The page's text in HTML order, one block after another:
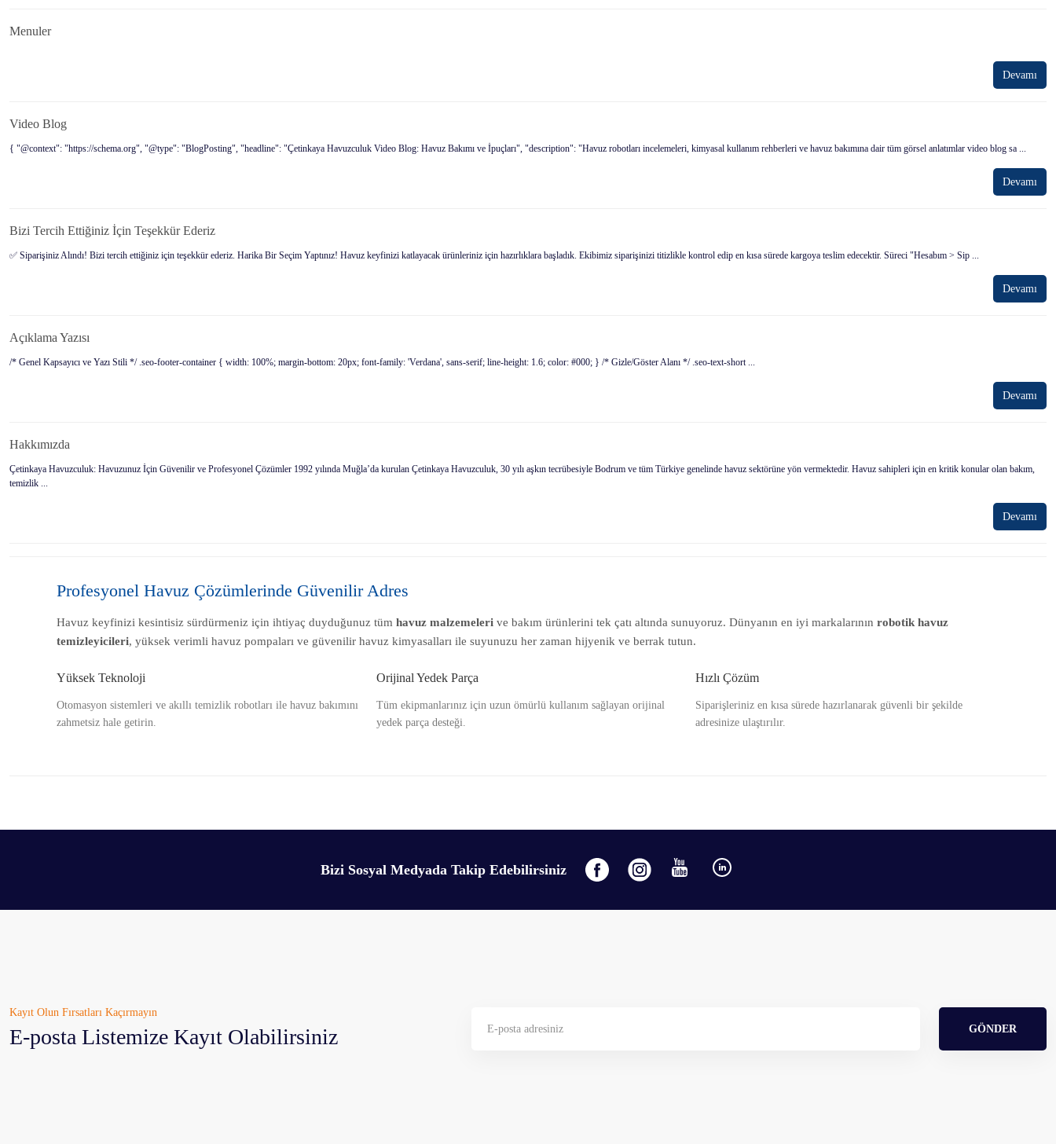
Menuler
Devamı
Video Blog
{ "@context": "https://schema.org", "@type": "BlogPosting", "headline": "Çetinkaya Havuzculuk Video Blog: Havuz Bakımı ve İpuçları", "description": "Havuz robotları incelemeleri, kimyasal kullanım rehberleri ve havuz bakımına dair tüm görsel anlatımlar video blog sa ...
Devamı
Bizi Tercih Ettiğiniz İçin Teşekkür Ederiz
✅ Siparişiniz Alındı! Bizi tercih ettiğiniz için teşekkür ederiz. Harika Bir Seçim Yaptınız! Havuz keyfinizi katlayacak ürünleriniz için hazırlıklara başladık. Ekibimiz siparişinizi titizlikle kontrol edip en kısa sürede kargoya teslim edecektir. Süreci "Hesabım > Sip ...
Devamı
Açıklama Yazısı
/* Genel Kapsayıcı ve Yazı Stili */ .seo-footer-container { width: 100%; margin-bottom: 20px; font-family: 'Verdana', sans-serif; line-height: 1.6; color: #000; } /* Gizle/Göster Alanı */ .seo-text-short ...
Devamı
Hakkımızda
Çetinkaya Havuzculuk: Havuzunuz İçin Güvenilir ve Profesyonel Çözümler 1992 yılında Muğla’da kurulan Çetinkaya Havuzculuk, 30 yılı aşkın tecrübesiyle Bodrum ve tüm Türkiye genelinde havuz sektörüne yön vermektedir. Havuz sahipleri için en kritik konular olan bakım,
temizlik ...
Devamı
Profesyonel Havuz Çözümlerinde Güvenilir Adres
Havuz keyfinizi kesintisiz sürdürmeniz için ihtiyaç duyduğunuz tüm havuz malzemeleri ve bakım ürünlerini tek çatı altında sunuyoruz. Dünyanın en iyi markalarının robotik havuz
temizleyicileri, yüksek verimli havuz pompaları ve güvenilir havuz kimyasalları ile suyunuzu her zaman hijyenik ve berrak tutun.
Yüksek Teknoloji
Otomasyon sistemleri ve akıllı temizlik robotları ile havuz bakımını
zahmetsiz hale getirin.
Orijinal Yedek Parça
Tüm ekipmanlarınız için uzun ömürlü kullanım sağlayan orijinal
yedek parça desteği.
Hızlı Çözüm
Siparişleriniz en kısa sürede hazırlanarak güvenli bir şekilde
adresinize ulaştırılır.
Bizi Sosyal Medyada Takip Edebilirsiniz
Kayıt Olun Fırsatları Kaçırmayın
E-posta Listemize Kayıt Olabilirsiniz GÖNDER